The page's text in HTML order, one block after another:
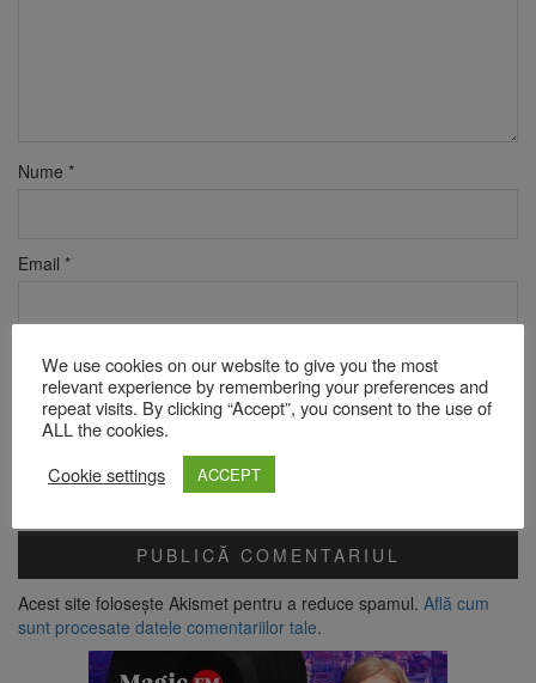
Nume *
Email *
Site web
Verificare anti-robot
Click pentru a începe verificarea
Acest site folosește Akismet pentru a reduce spamul. Află cum
sunt procesate datele comentariilor tale.
We use cookies on our website to give you the most
relevant experience by remembering your preferences and
repeat visits. By clicking “Accept”, you consent to the use of
ALL the cookies.
Cookie settings
ACCEPT